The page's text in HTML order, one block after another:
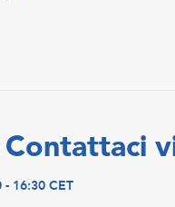
Contattaci
16:30 CET